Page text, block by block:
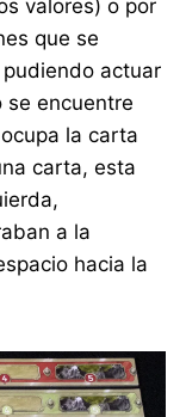
valores) o por
que se
actuar
se encuentre
la carta
carta, esta
a la
hacia la